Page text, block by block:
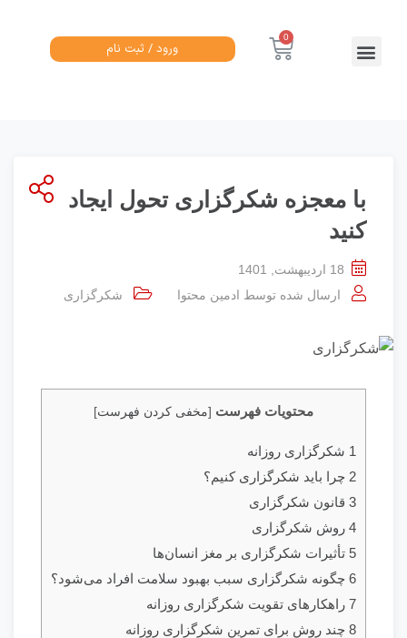
ورود / ثبت نام
با معجزه شکرگزاری تحول ایجاد
کنید
18 اردیبهشت, 1401
ارسال شده توسط ادمین محتوا شکرگزاری
محتویات فهرست [مخفی کردن فهرست]
1 شکرگزاری روزانه
2 چرا باید شکرگزاری کنیم؟
3 قانون شکرگزاری
4 روش شکرگزاری
5 تأثیرات شکرگزاری بر مغز انسان‌ها
6 چگونه شکرگزاری سبب بهبود سلامت افراد می‌شود؟
7 راهکار‌های تقویت شکرگزاری روزانه
8 چند روش برای تمرین شکرگزاری روزانه